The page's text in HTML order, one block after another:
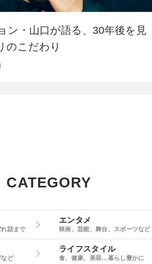
ン・山口が語る、30年後を見
のこだわり
CATEGORY
話まで
エンタメ
映画、芸能、舞台、スポーツなど
ど
ライフスタイル
食、健康、美容…暮らし豊かに